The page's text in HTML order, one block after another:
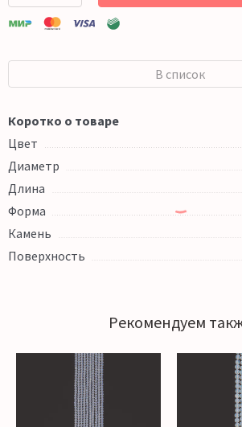
В список
Коротко о товаре
Цвет
Диаметр
Длина
Форма
Камень
Поверхность
Рекомендуем